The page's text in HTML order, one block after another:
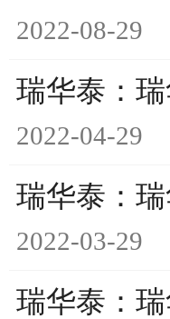
2022-08-29
瑞华泰：
2022-04-29
瑞华泰：
2022-03-29
瑞华泰：